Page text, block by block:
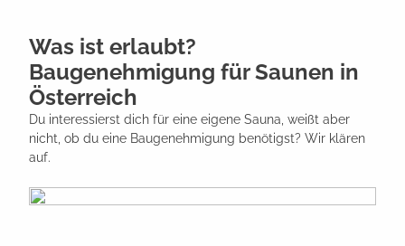
Was ist erlaubt?
Baugenehmigung für Saunen in
Österreich
Du interessierst dich für eine eigene Sauna, weißt aber
nicht, ob du eine Baugenehmigung benötigst? Wir klären
auf.